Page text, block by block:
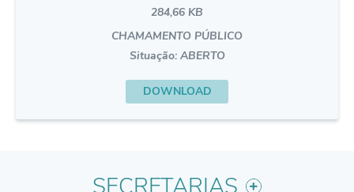
284,66 KB
CHAMAMENTO PÚBLICO
Situação: ABERTO
DOWNLOAD